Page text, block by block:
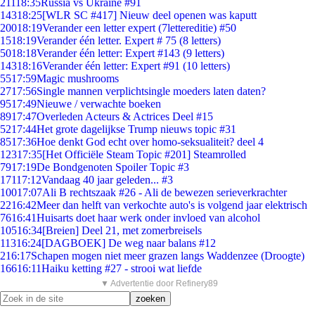
21118:35Russia vs Ukraine #91
14318:25[WLR SC #417] Nieuw deel openen was kaputt
20018:19Verander een letter expert (7lettereditie) #50
1518:19Verander één letter. Expert # 75 (8 letters)
5018:18Verander één letter: Expert #143 (9 letters)
14318:16Verander één letter: Expert #91 (10 letters)
5517:59Magic mushrooms
2717:56Single mannen verplichtsingle moeders laten daten?
9517:49Nieuwe / verwachte boeken
8917:47Overleden Acteurs & Actrices Deel #15
5217:44Het grote dagelijkse Trump nieuws topic #31
8517:36Hoe denkt God echt over homo-seksualiteit? deel 4
12317:35[Het Officiële Steam Topic #201] Steamrolled
7917:19De Bondgenoten Spoiler Topic #3
17117:12Vandaag 40 jaar geleden... #3
10017:07Ali B rechtszaak #26 - Ali de bewezen serieverkrachter
2216:42Meer dan helft van verkochte auto's is volgend jaar elektrisch
7616:41Huisarts doet haar werk onder invloed van alcohol
10516:34[Breien] Deel 21, met zomerbreisels
11316:24[DAGBOEK] De weg naar balans #12
216:17Schapen mogen niet meer grazen langs Waddenzee (Droogte)
16616:11Haiku ketting #27 - strooi wat liefde
▼ Advertentie door Refinery89